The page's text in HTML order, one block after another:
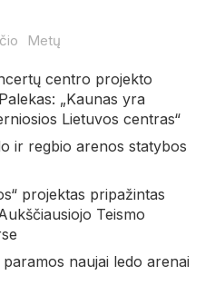
Metų
centro projekto
„Kaunas yra
Lietuvos centras“
ir regbio arenos statybos
projektas pripažintas
Teismo
naujai ledo arenai